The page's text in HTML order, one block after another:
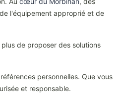
l'équipement approprié et de
de proposer des solutions
personnelles. Que vous
et responsable.